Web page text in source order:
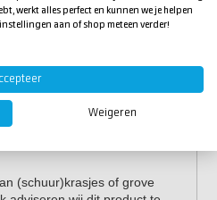
Mirka
handmatig of machinaal
adviseren wij om
te verwerken in combinatie
(schuur)krasjes of grove
werkt alles perfect en kunnen we je helpen
aan of shop meteen verder!
Weigeren